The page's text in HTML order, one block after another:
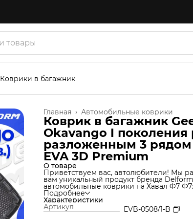
Коврики в багажник
Автомобильные коврики
Главная ›
Коврик в багажник
Okavango I поколения
разложенным 3 рядом
EVA 3D Premium
О товаре
Приветствуем вас, автолюбители! Мы
вам уникальный продукт бренда
автомобильные коврики на Хавал Ф7
незаменимым аксессуаром для вашего
используем уникальную технологию
которая позволяет нам создавать
термоэластопласт (ТЭП), который
Подробнее
Характеристики
Артикул
EVB-0508/1-B